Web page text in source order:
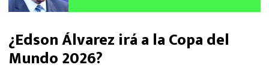
¿Edson Álvarez irá a la Copa del
Mundo 2026?